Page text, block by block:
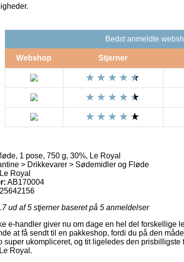
Bedst anmeldte
Webshop Stjerner
1 pose, 750 g, 30%, Le Royal
> Drikkevarer > Sødemidler og Fløde
Le Royal
AB170004
ud af 5 stjerner baseret på 5 anmeldelser
e-handler giver nu om dage en hel del forskellige
at få sendt til en pakkeshop, fordi du på den
super ukompliceret, og tit ligeledes den
Royal.